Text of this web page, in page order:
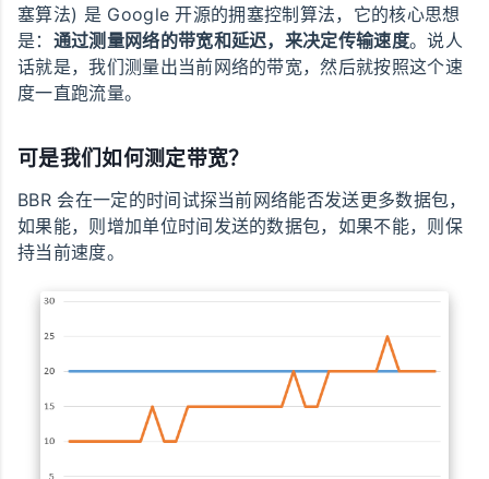
塞算法) 是 Google 开源的拥塞控制算法，它的核心思想
是： 通过测量网络的带宽和延迟，来决定传输速度。说人
话就是，我们测量出当前网络的带宽，然后就按照这个速
度一直跑流量。
可是我们如何测定带宽？
BBR 会在一定的时间试探当前网络能否发送更多数据包，
如果能，则增加单位时间发送的数据包，如果不能，则保
持当前速度。